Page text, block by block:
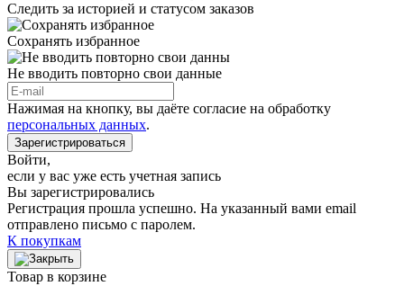
Следить за историей и статусом заказов
Сохранять избранное
Не вводить повторно свои данные
Нажимая на кнопку, вы даёте согласие на обработку
персональных данных.
Зарегистрироваться
Войти,
если у вас уже есть учетная запись
Вы зарегистрировались
Регистрация прошла успешно. На указанный вами email
отправлено письмо с паролем.
К покупкам
Товар в корзине